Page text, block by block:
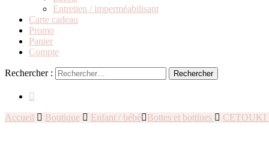
Entretien / imperméabilisant
Carte cadeau
Promo
Panier
Compte
Rechercher :
Accueil Boutique Enfant / bébé Bottes et bottines CETOUKI